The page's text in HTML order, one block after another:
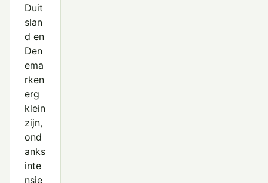
Duit
slan
d en
Den
ema
rken
erg
klein
zijn,
ond
anks
inte
nsie